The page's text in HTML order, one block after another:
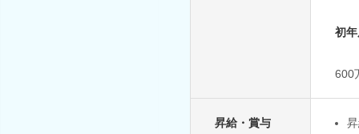
初
600
昇給・賞与